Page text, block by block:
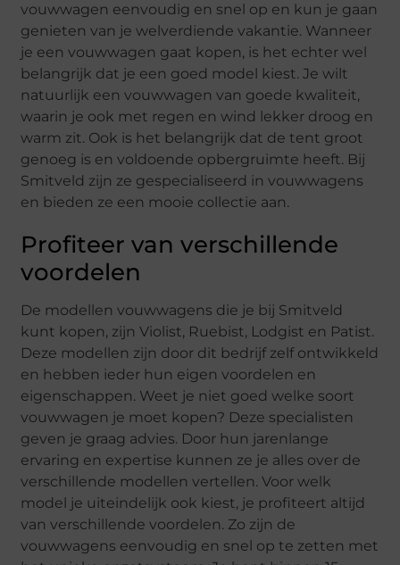
vouwwagen eenvoudig en snel op en kun je gaan
genieten van je welverdiende vakantie. Wanneer
je een vouwwagen gaat kopen, is het echter wel
belangrijk dat je een goed model kiest. Je wilt
natuurlijk een vouwwagen van goede kwaliteit,
waarin je ook met regen en wind lekker droog en
warm zit. Ook is het belangrijk dat de tent groot
genoeg is en voldoende opbergruimte heeft. Bij
Smitveld zijn ze gespecialiseerd in vouwwagens
en bieden ze een mooie collectie aan.
Profiteer van verschillende
voordelen
De modellen vouwwagens die je bij Smitveld
kunt kopen, zijn Violist, Ruebist, Lodgist en Patist.
Deze modellen zijn door dit bedrijf zelf ontwikkeld
en hebben ieder hun eigen voordelen en
eigenschappen. Weet je niet goed welke soort
vouwwagen je moet kopen? Deze specialisten
geven je graag advies. Door hun jarenlange
ervaring en expertise kunnen ze je alles over de
verschillende modellen vertellen. Voor welk
model je uiteindelijk ook kiest, je profiteert altijd
van verschillende voordelen. Zo zijn de
vouwwagens eenvoudig en snel op te zetten met